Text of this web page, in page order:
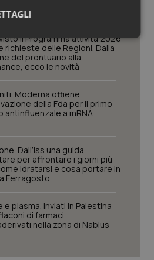
il Programma attività 2026
richieste delle Regioni. Dalla
del prontuario alla
ecco le novità
Moderna ottiene
della Fda per il primo
antinfluenzale a mRNA
Dall’Iss una guida
per affrontare i giorni più
idratarsi e cosa portare in
Ferragosto
e plasma. Inviati in Palestina
di farmaci
nella zona di Nablus
Statistici Marketing
funzionalità di base quali la
e l'accesso alle aree
web non è in grado di
senza questi cookie.
YouTube
.youtube.com